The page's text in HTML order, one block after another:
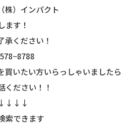
株）インパクト
ます！
ください！
買いたい方いらっしゃいましたら
ださい！！
↓↓↓↓↓
索できます